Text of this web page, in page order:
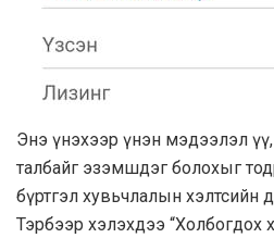
Энэ үнэхээр үнэн мэдээлэл үү,
талбайг эзэмшдэг болохыг
бүртгэл хувьчлалын хэлтсийн
Тэрбээр хэлэхдээ “Холбогдох